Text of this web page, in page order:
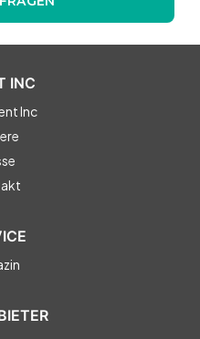
INC
Inc